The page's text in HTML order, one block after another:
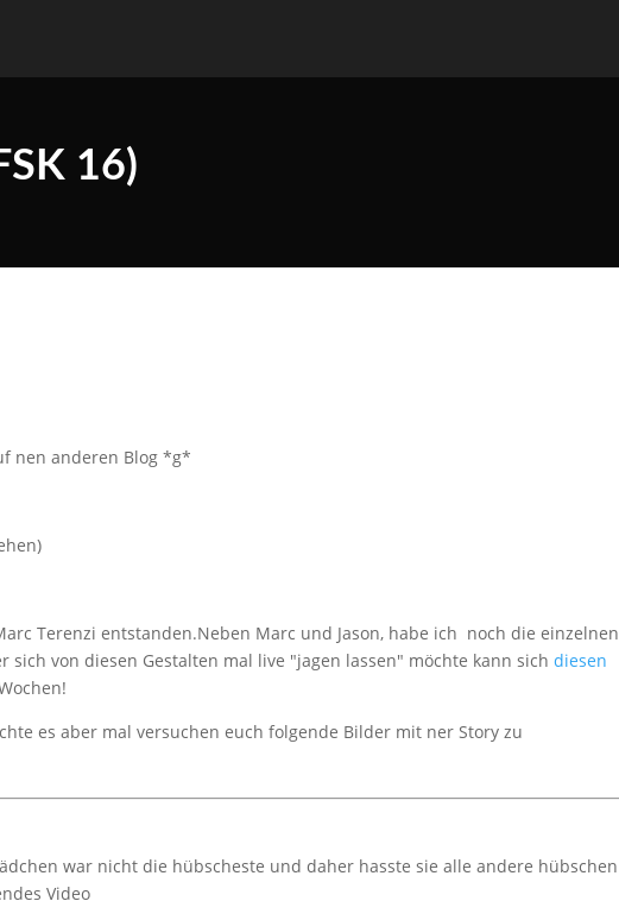
16)
nen anderen Blog *g*
Terenzi entstanden.Neben Marc und Jason, habe ich noch die einzelnen
sich von diesen Gestalten mal live "jagen lassen" möchte kann sich diesen
es aber mal versuchen euch folgende Bilder mit ner Story zu
war nicht die hübscheste und daher hasste sie alle andere hübschen
Video